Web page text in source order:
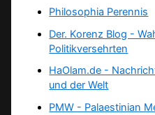
Philosophia Perennis
Der. Korenz Blog -
Politikversehrten
HaOlam.de -
und der Welt
PMW - Palaestinian